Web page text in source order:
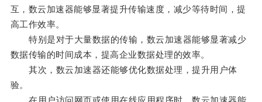
互，数云加速器能够显著提升传输速度，减少等待时间，提
高工作效率。
特别是对于大量数据的传输，数云加速器能够显著减少
数据传输的时间成本，提高企业数据处理的效率。
其次，数云加速器还能够优化数据处理，提升用户体
验。